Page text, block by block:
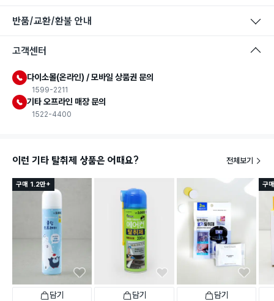
반품/교환/환불 안내
고객센터
다이소몰(온라인) / 모바일 상품권 문의
1599-2211
기타 오프라인 매장 문의
1522-4400
이런 기타 탈취제 상품은 어때요? 전체보기
구매 1.2만+
담기 담기 담기
구